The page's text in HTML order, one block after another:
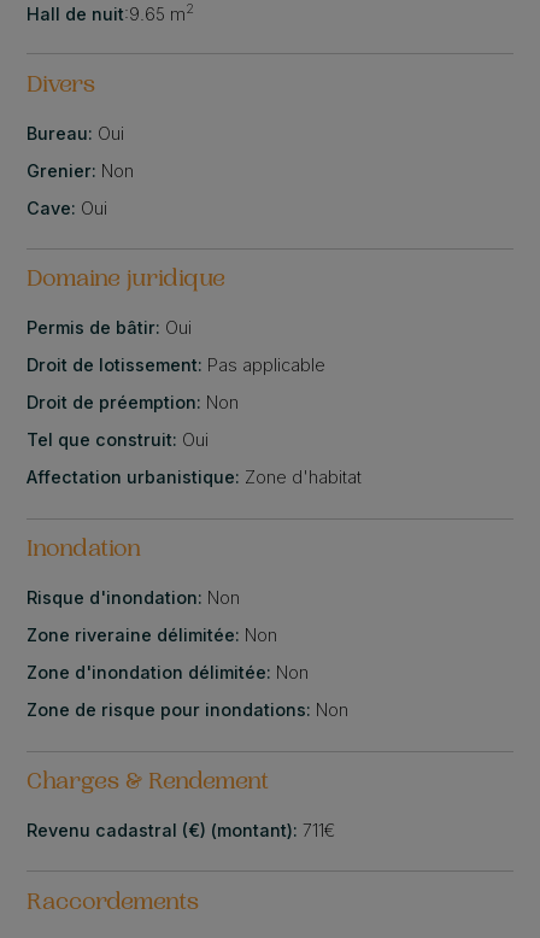
Hall de nuit:9.65 m2
Divers
Bureau: Oui
Grenier: Non
Cave: Oui
Domaine juridique
Permis de bâtir: Oui
Droit de lotissement: Pas applicable
Droit de préemption: Non
Tel que construit: Oui
Affectation urbanistique: Zone d'habitat
Inondation
Risque d'inondation: Non
Zone riveraine délimitée: Non
Zone d'inondation délimitée: Non
Zone de risque pour inondations: Non
Charges & Rendement
Revenu cadastral (€) (montant):711€
Raccordements